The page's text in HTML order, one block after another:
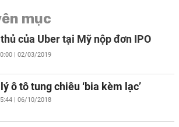
mục
của Uber tại Mỹ nộp đơn IPO
| 02/03/2019
ô tô tung chiêu ‘bia kèm lạc’
| 06/10/2018